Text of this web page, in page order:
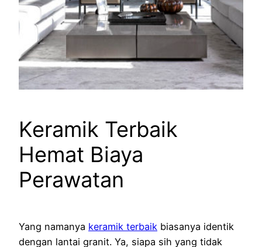
Keramik Terbaik
Hemat Biaya
Perawatan
Yang namanya keramik terbaik biasanya identik
dengan lantai granit. Ya, siapa sih yang tidak